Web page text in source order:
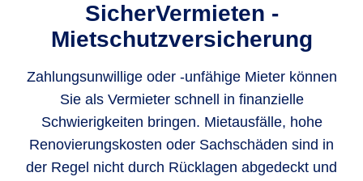
SicherVermieten -
Mietschutzversicherung
Zahlungsunwillige oder -unfähige Mieter können
Sie als Vermieter schnell in finanzielle
Schwierigkeiten bringen. Mietausfälle, hohe
Renovierungskosten oder Sachschäden sind in
der Regel nicht durch Rücklagen abgedeckt und